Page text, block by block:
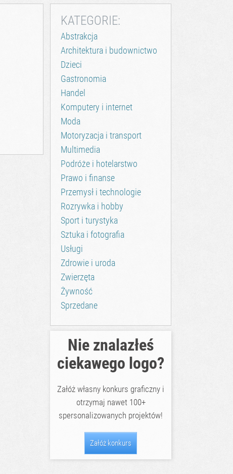
KATEGORIE:
Abstrakcja
Architektura i budownictwo
Dzieci
Gastronomia
Handel
Komputery i internet
Moda
Motoryzacja i transport
Multimedia
Podróże i hotelarstwo
Prawo i finanse
Przemysł i technologie
Rozrywka i hobby
Sport i turystyka
Sztuka i fotografia
Usługi
Zdrowie i uroda
Zwierzęta
Żywność
Sprzedane
Nie znalazłeś
ciekawego logo?
Załóż własny konkurs graficzny i
otrzymaj nawet 100+
spersonalizowanych projektów!
Załóż konkurs